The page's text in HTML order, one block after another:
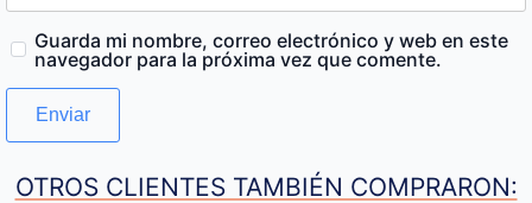
Guarda mi nombre, correo electrónico y web en este
navegador para la próxima vez que comente.
OTROS CLIENTES TAMBIÉN COMPRARON: